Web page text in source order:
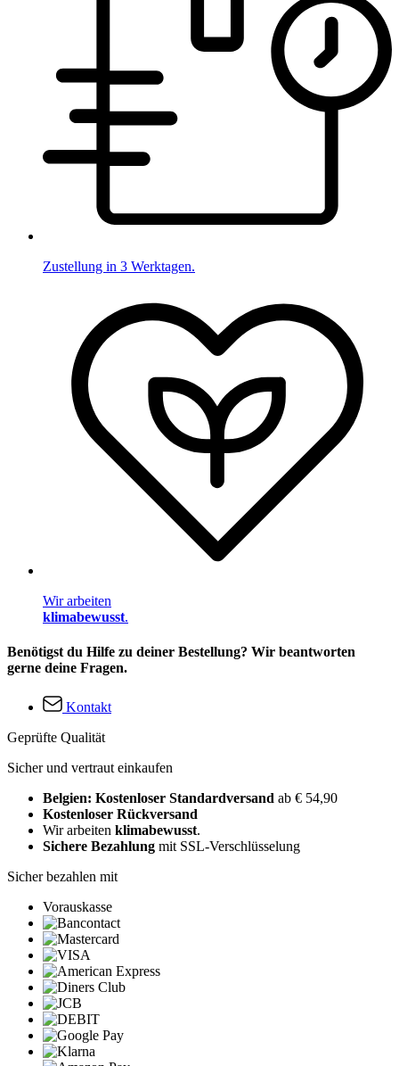
Zustellung in 3 Werktagen.
Wir arbeiten
klimabewusst.
Benötigst du Hilfe zu deiner Bestellung? Wir beantworten
gerne deine Fragen.
Kontakt
Geprüfte Qualität
Sicher und vertraut einkaufen
Belgien: Kostenloser Standardversand ab € 54,90
Kostenloser Rückversand
Wir arbeiten klimabewusst.
Sichere Bezahlung mit SSL-Verschlüsselung
Sicher bezahlen mit
Vorauskasse